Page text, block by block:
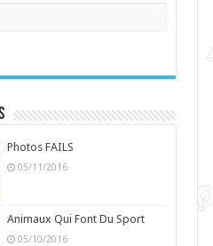
Photos FAILS
05/11/2016
Animaux Qui Font Du Sport
05/10/2016